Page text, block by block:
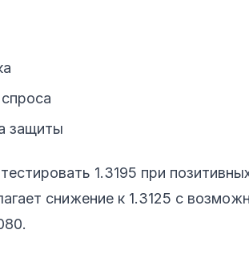
защиты
1.3195 при
снижение к 1.3125 с